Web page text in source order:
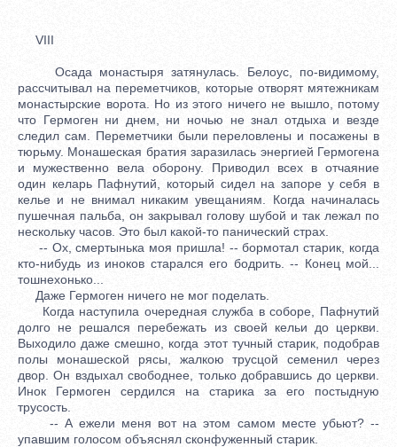
VIII
Осада монастыря затянулась. Белоус, по-видимому,
рассчитывал на переметчиков, которые отворят мятежникам
монастырские ворота. Но из этого ничего не вышло, потому
что Гермоген ни днем, ни ночью не знал отдыха и везде
следил сам. Переметчики были переловлены и посажены в
тюрьму. Монашеская братия заразилась энергией Гермогена
и мужественно вела оборону. Приводил всех в отчаяние
один келарь Пафнутий, который сидел на запоре у себя в
келье и не внимал никаким увещаниям. Когда начиналась
пушечная пальба, он закрывал голову шубой и так лежал по
нескольку часов. Это был какой-то панический страх.
-- Ох, смертынька моя пришла! -- бормотал старик, когда
кто-нибудь из иноков старался его бодрить. -- Конец мой...
тошнехонько...
Даже Гермоген ничего не мог поделать.
Когда наступила очередная служба в соборе, Пафнутий
долго не решался перебежать из своей кельи до церкви.
Выходило даже смешно, когда этот тучный старик, подобрав
полы монашеской рясы, жалкою трусцой семенил через
двор. Он вздыхал свободнее, только добравшись до церкви.
Инок Гермоген сердился на старика за его постыдную
трусость.
-- А ежели меня вот на этом самом месте убьют? --
упавшим голосом объяснял сконфуженный старик.